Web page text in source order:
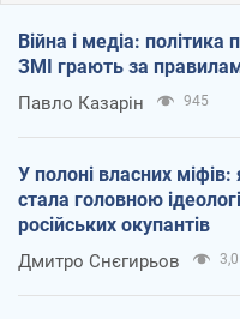
Війна і медіа:
ЗМІ грають за
Павло Казарін 945
У полоні власних міфів:
стала головною
російських окупантів
Дмитро Снєгирьов 3,0